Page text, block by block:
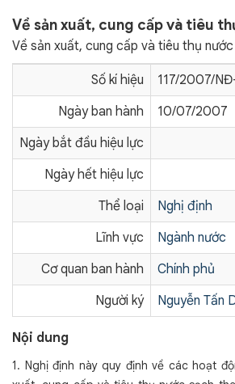
Về sản xuất, cung cấp và tiêu
Về sản xuất, cung cấp và tiêu thụ
Số kí hiệu
117/2007/
Ngày ban hành
10/07/2007
Ngày bắt đầu hiệu lực
Ngày hết hiệu lực
Thể loại
Nghị định
Lĩnh vực
Ngành nước
Cơ quan ban hành
Chính phủ
Người ký
Nguyễn Tấn
Nội dung
1. Nghị định này quy định về các hoạt